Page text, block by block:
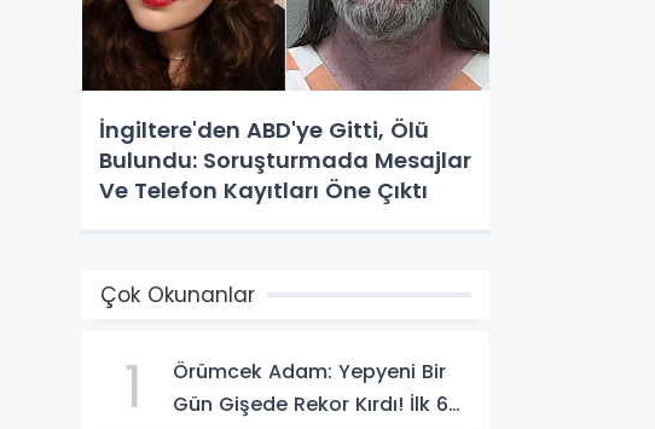
İngiltere'den ABD'ye Gitti, Ölü
Bulundu: Soruşturmada Mesajlar
Ve Telefon Kayıtları Öne Çıktı
Çok Okunanlar
1
Örümcek Adam: Yepyeni Bir
Gün Gişede Rekor Kırdı! İlk 6